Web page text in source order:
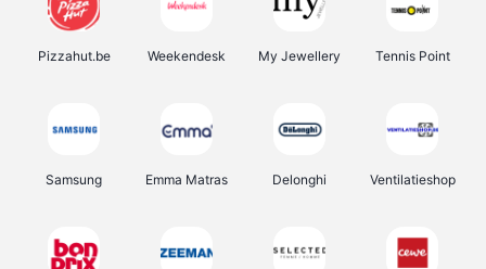
Pizzahut.be Weekendesk My Jewellery Tennis Point
Samsung Emma Matras Delonghi Ventilatieshop